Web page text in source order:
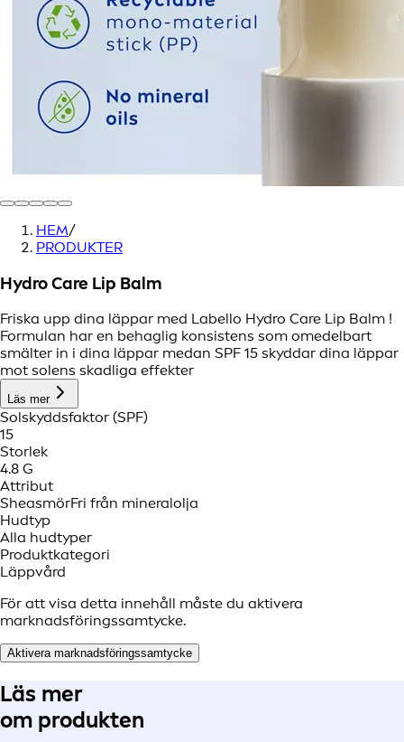
HEM/
PRODUKTER
Hydro Care Lip Balm
Friska upp dina läppar med Labello Hydro Care Lip Balm !
Formulan har en behaglig konsistens som omedelbart
smälter in i dina läppar medan SPF 15 skyddar dina läppar
mot solens skadliga effekter
Läs mer
Solskyddsfaktor (SPF)
15
Storlek
4.8 G
Attribut
SheasmörFri från mineralolja
Hudtyp
Alla hudtyper
Produktkategori
Läppvård
För att visa detta innehåll måste du aktivera
marknadsföringssamtycke.
Aktivera marknadsföringssamtycke
Läs mer
om produkten